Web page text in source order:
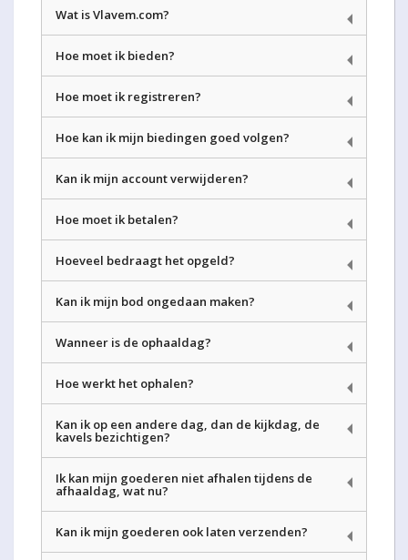
Wat is Vlavem.com?
Hoe moet ik bieden?
Hoe moet ik registreren?
Hoe kan ik mijn biedingen goed volgen?
Kan ik mijn account verwijderen?
Hoe moet ik betalen?
Hoeveel bedraagt het opgeld?
Kan ik mijn bod ongedaan maken?
Wanneer is de ophaaldag?
Hoe werkt het ophalen?
Kan ik op een andere dag, dan de kijkdag, de
kavels bezichtigen?
Ik kan mijn goederen niet afhalen tijdens de
afhaaldag, wat nu?
Kan ik mijn goederen ook laten verzenden?